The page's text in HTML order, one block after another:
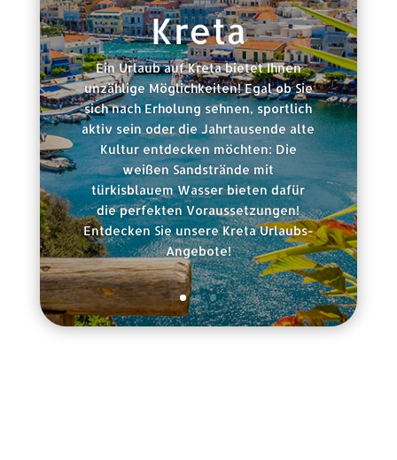
Kreta
Ein Urlaub auf Kreta bietet Ihnen
unzählige Möglichkeiten! Egal ob Sie
sich nach Erholung sehnen, sportlich
aktiv sein oder die Jahrtausende alte
Kultur entdecken möchten: Die
weißen Sandstrände mit
türkisblauem Wasser bieten dafür
die perfekten Voraussetzungen!
Entdecken Sie unsere Kreta Urlaubs-
Angebote!